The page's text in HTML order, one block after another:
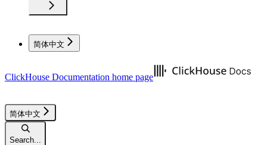
简体中文
ClickHouse Documentation home page
简体中文
Search...